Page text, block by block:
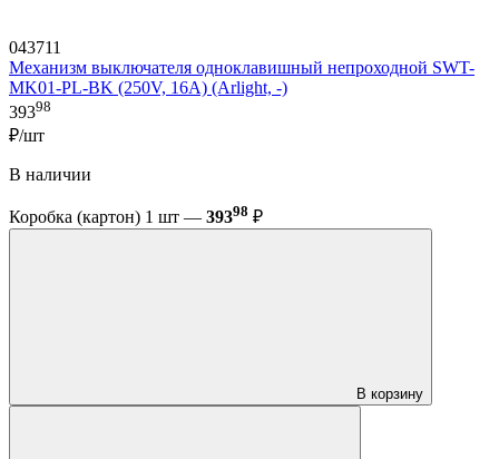
043711
Механизм выключателя одноклавишный непроходной SWT-
MK01-PL-BK (250V, 16A) (Arlight, -)
39398
₽/шт
В наличии
Коробка (картон) 1 шт — 39398 ₽
В корзину